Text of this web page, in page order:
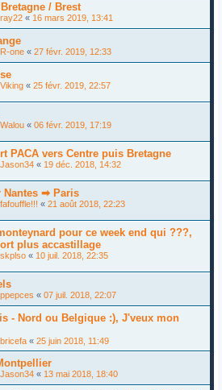
/ Brest
ray22 « 16 mars 2019, 13:41
R-one « 27 févr. 2019, 12:33
Viking « 25 févr. 2019, 22:57
Walou « 06 févr. 2019, 17:19
PACA vers Centre puis Bretagne
Jason34 « 19 déc. 2018, 14:32
Nantes ➡ Paris
fafouffle!!! « 21 août 2018, 22:23
pour ce week end qui ???,
plus accastillage
skplso « 10 juil. 2018, 22:35
ppepces « 07 juil. 2018, 22:07
- Nord ou Belgique :), J'veux mon
bricefa « 25 juin 2018, 11:49
Jason34 « 13 mai 2018, 18:40